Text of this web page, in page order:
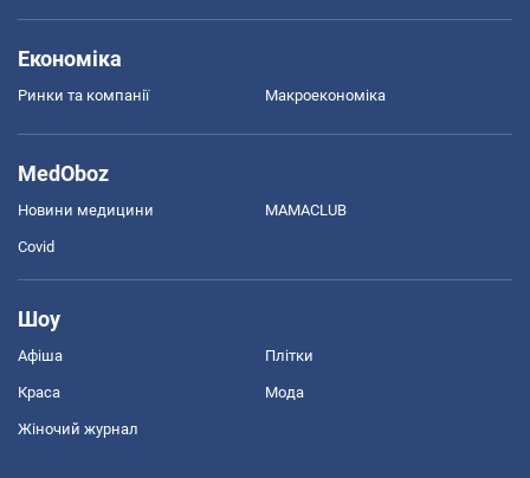
Економіка
Ринки та компанії Макроекономіка
MedOboz
Новини медицини MAMACLUB
Covid
Шоу
Афіша Плітки
Краса Мода
Жіночий журнал